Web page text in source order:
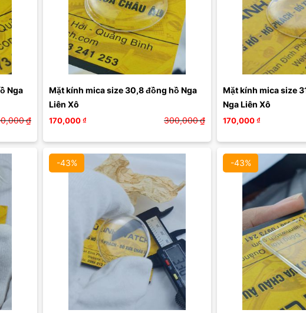
Nga
₫
Mặt kính mica size 30,8 đồng hồ Nga
Liên Xô
170,000₫ 300,000₫
Mặt kính mica size
Nga Liên Xô
170,000₫
-43% -43%